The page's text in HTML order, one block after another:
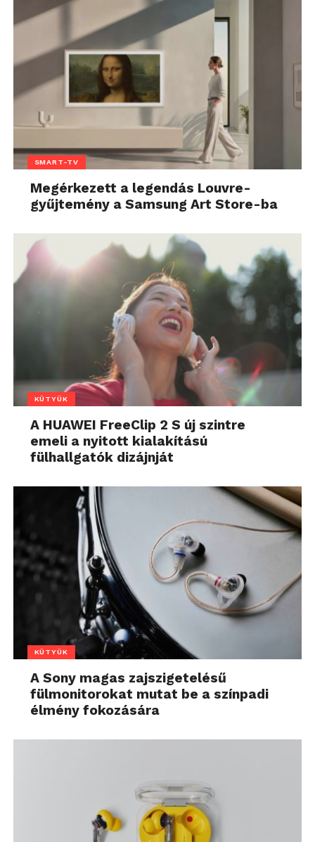
SMART-TV
Megérkezett a legendás Louvre-
gyűjtemény a Samsung Art Store-ba
KÜTYÜK
A HUAWEI FreeClip 2 S új szintre
emeli a nyitott kialakítású
fülhallgatók dizájnját
KÜTYÜK
A Sony magas zajszigetelésű
fülmonitorokat mutat be a színpadi
élmény fokozására